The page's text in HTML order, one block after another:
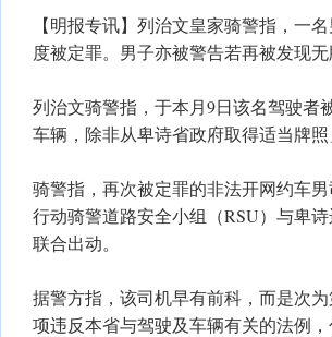
【明报专讯】列治文皇家骑警指，一
度被定罪。男子亦被警告若再被发现
列治文骑警指，于本月9日该名驾驶者
车辆，除非从卑诗省政府取得适当牌照
骑警指，再次被定罪的非法开网约车
行动骑警道路安全小组（RSU）与卑
联合出动。
据警方指，该司机早有前科，而是次
项违反本省与驾驶及车辆有关的法例